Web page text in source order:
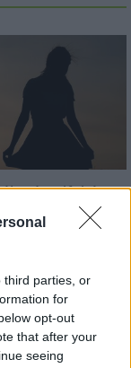
third parties, or
for
opt-out
that after your
seeing
másodfokúra